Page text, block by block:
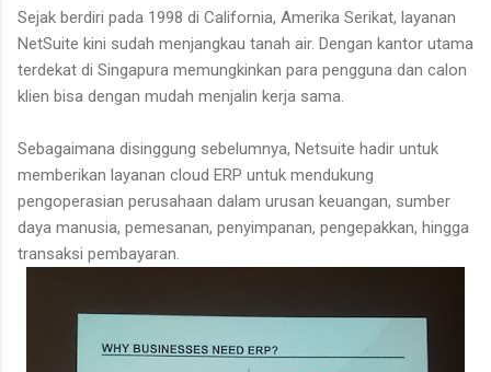
Sejak berdiri pada 1998 di California, Amerika Serikat, layanan
NetSuite kini sudah menjangkau tanah air. Dengan kantor utama
terdekat di Singapura memungkinkan para pengguna dan calon
klien bisa dengan mudah menjalin kerja sama.
Sebagaimana disinggung sebelumnya, Netsuite hadir untuk
memberikan layanan cloud ERP untuk mendukung
pengoperasian perusahaan dalam urusan keuangan, sumber
daya manusia, pemesanan, penyimpanan, pengepakkan, hingga
transaksi pembayaran.